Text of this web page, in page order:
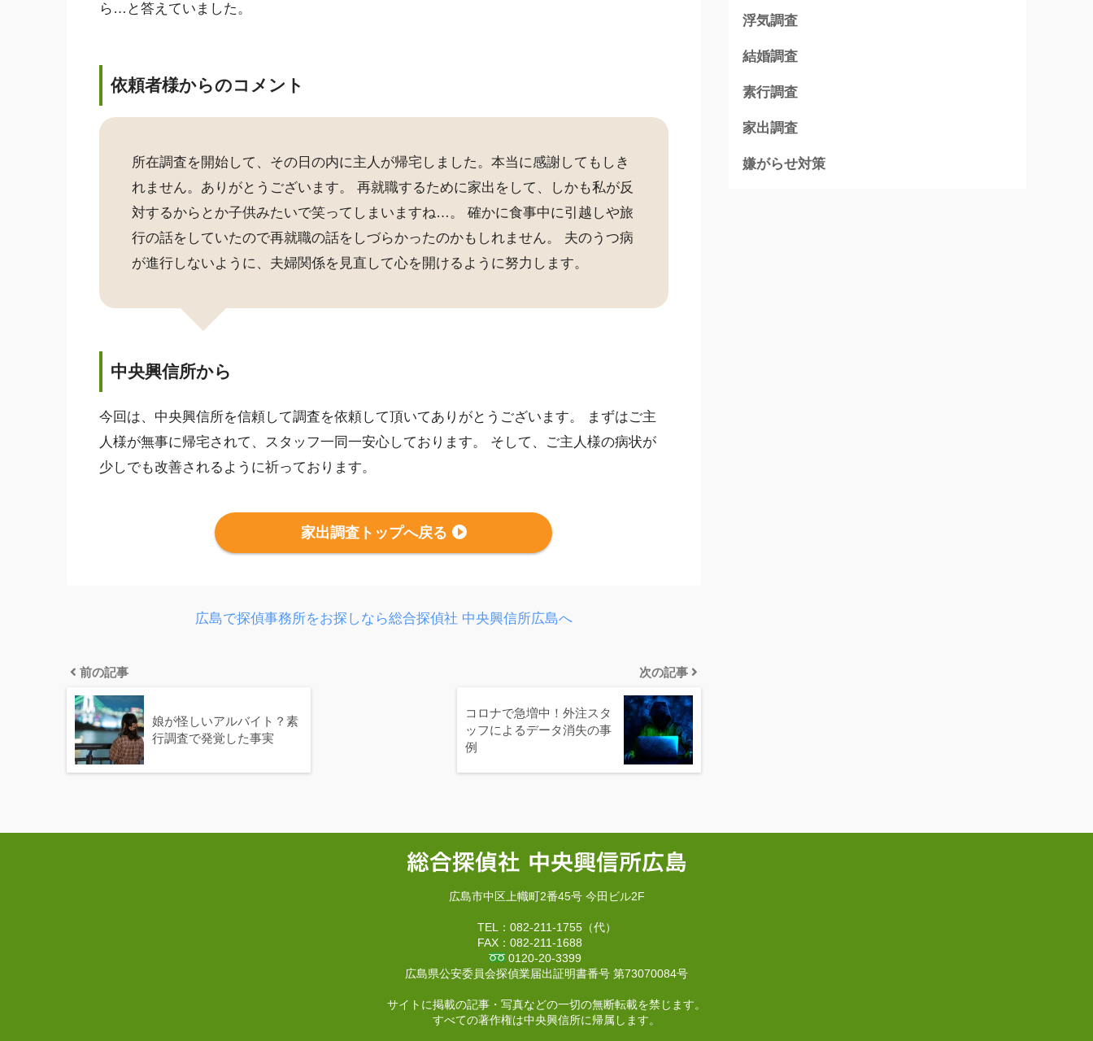
ら…と答えていました。
依頼者様からのコメント
所在調査を開始して、その日の内に主人が帰宅しました。本当に感謝してもしき
れません。ありがとうございます。 再就職するために家出をして、しかも私が反
対するからとか子供みたいで笑ってしまいますね…。 確かに食事中に引越しや旅
行の話をしていたので再就職の話をしづらかったのかもしれません。 夫のうつ病
が進行しないように、夫婦関係を見直して心を開けるように努力します。
中央興信所から
今回は、中央興信所を信頼して調査を依頼して頂いてありがとうございます。 まずはご主
人様が無事に帰宅されて、スタッフ一同一安心しております。 そして、ご主人様の病状が
少しでも改善されるように祈っております。
家出調査トップへ戻る
広島で探偵事務所をお探しなら総合探偵社 中央興信所広島へ
前の記事
娘が怪しいアルバイト？素
行調査で発覚した事実
次の記事
コロナで急増中！外注スタ
ッフによるデータ消失の事
例
浮気調査
結婚調査
素行調査
家出調査
嫌がらせ対策
広島市中区上幟町2番45号 今田ビル2F
TEL：082-211-1755（代）
FAX：082-211-1688
0120-20-3399
広島県公安委員会探偵業届出証明書番号 第73070084号
サイトに掲載の記事・写真などの一切の無断転載を禁じます。
すべての著作権は中央興信所に帰属します。